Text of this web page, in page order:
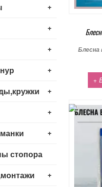
+
+
+
+
+
+
+
стопора
+
+